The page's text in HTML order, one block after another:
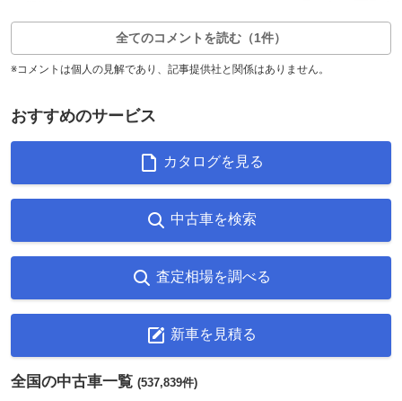
全てのコメントを読む（1件）
※コメントは個人の見解であり、記事提供社と関係はありません。
おすすめのサービス
カタログを見る
中古車を検索
査定相場を調べる
新車を見積る
全国の中古車一覧 (537,839件)